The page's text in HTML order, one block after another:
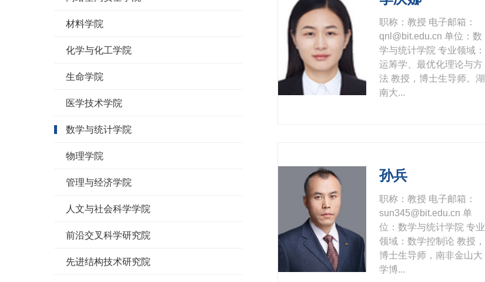
材料学院
化学与化工学院
生命学院
医学技术学院
数学与统计学院
物理学院
管理与经济学院
人文与社会科学学院
前沿交叉科学研究院
先进结构技术研究院
职称：教授 电子邮箱：
qnl@bit.edu.cn 单位：数
学与统计学院 专业领域：
运筹学、最优化理论与方
法 教授，博士生导师。湖
南大...
孙兵
职称：教授 电子邮箱：
sun345@bit.edu.cn 单
位：数学与统计学院 专业
领域：数学控制论 教授，
博士生导师，南非金山大
学博...